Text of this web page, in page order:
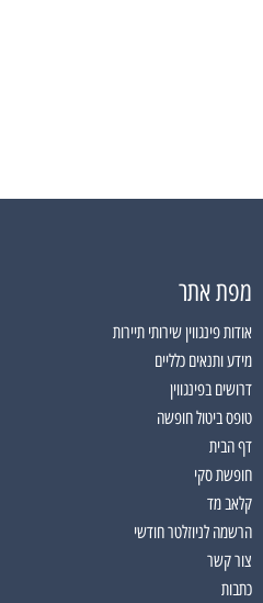
מפת אתר
אודות פינגווין שירותי תיירות
מידע ותנאים כלליים
דרושים בפינגווין
טופס ביטול חופשה
דף הבית
חופשת סקי
קלאב מד
הרשמה לניוזלטר חודשי
צור קשר
כתבות